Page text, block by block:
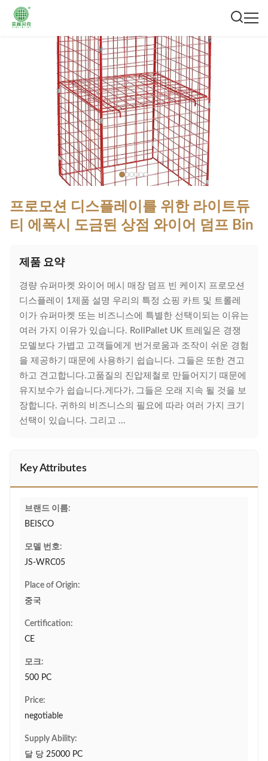
프로모션 디스플레이를 위한 라이트듀
티 에폭시 도금된 상점 와이어 덤프 Bin
제품 요약
경량 슈퍼마켓 와이어 메시 매장 덤프 빈 케이지 프로모션
디스플레이 1제품 설명 우리의 특정 쇼핑 카트 및 트롤레
이가 슈퍼마켓 또는 비즈니스에 특별한 선택이되는 이유는
여러 가지 이유가 있습니다. RollPallet UK 트레일은 경쟁
모델보다 가볍고 고객들에게 번거로움과 조작이 쉬운 경험
을 제공하기 때문에 사용하기 쉽습니다. 그들은 또한 견고
하고 견고합니다.고품질의 진압제철로 만들어지기 때문에
유지보수가 쉽습니다.게다가, 그들은 오래 지속 될 것을 보
장합니다. 귀하의 비즈니스의 필요에 따라 여러 가지 크기
선택이 있습니다. 그리고 ...
Key Attributes
브랜드 이름:
BEISCO
모델 번호:
JS-WRC05
Place of Origin:
중국
Certification:
CE
모크:
500 PC
Price:
negotiable
Supply Ability:
달 당 25000 PC